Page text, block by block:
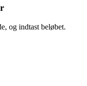
og indtast beløbet.